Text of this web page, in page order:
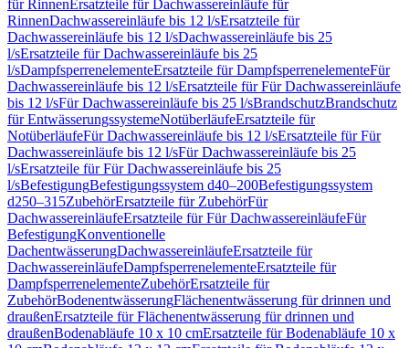
für RinnenErsatzteile für Dachwassereinläufe für
RinnenDachwassereinläufe bis 12 l/sErsatzteile für
Dachwassereinläufe bis 12 l/sDachwassereinläufe bis 25
l/sErsatzteile für Dachwassereinläufe bis 25
l/sDampfsperrenelementeErsatzteile für DampfsperrenelementeFür
Dachwassereinläufe bis 12 l/sErsatzteile für Für Dachwassereinläufe
bis 12 l/sFür Dachwassereinläufe bis 25 l/sBrandschutzBrandschutz
für EntwässerungssystemeNotüberläufeErsatzteile für
NotüberläufeFür Dachwassereinläufe bis 12 l/sErsatzteile für Für
Dachwassereinläufe bis 12 l/sFür Dachwassereinläufe bis 25
l/sErsatzteile für Für Dachwassereinläufe bis 25
l/sBefestigungBefestigungssystem d40–200Befestigungssystem
d250–315ZubehörErsatzteile für ZubehörFür
DachwassereinläufeErsatzteile für Für DachwassereinläufeFür
BefestigungKonventionelle
DachentwässerungDachwassereinläufeErsatzteile für
DachwassereinläufeDampfsperrenelementeErsatzteile für
DampfsperrenelementeZubehörErsatzteile für
ZubehörBodenentwässerungFlächenentwässerung für drinnen und
draußenErsatzteile für Flächenentwässerung für drinnen und
draußenBodenabläufe 10 x 10 cmErsatzteile für Bodenabläufe 10 x